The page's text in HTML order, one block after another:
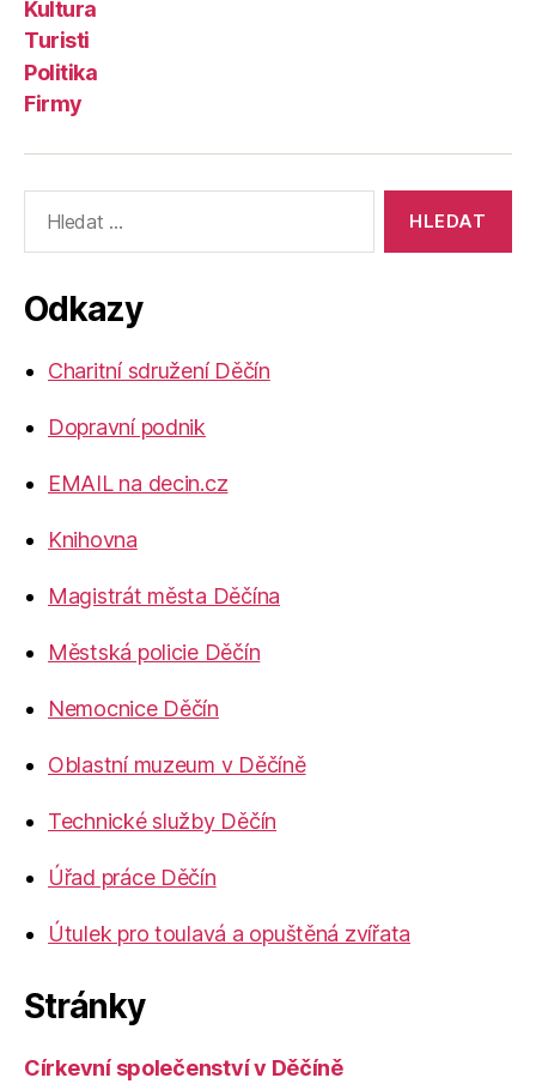
Kultura
Turisti
Politika
Firmy
vyhledávání:
Odkazy
Charitní sdružení Děčín
Dopravní podnik
EMAIL na decin.cz
Knihovna
Magistrát města Děčína
Městská policie Děčín
Nemocnice Děčín
Oblastní muzeum v Děčíně
Technické služby Děčín
Úřad práce Děčín
Útulek pro toulavá a opuštěná zvířata
Stránky
Církevní společenství v Děčíně